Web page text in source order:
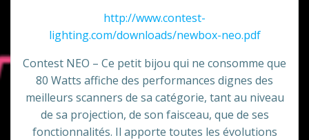
prix
était :
€200,00.
actuel
est :
€180,00.
http://www.contest-
lighting.com/downloads/newbox-neo.pdf
Contest NEO – Ce petit bijou qui ne consomme que
80 Watts affiche des performances dignes des
meilleurs scanners de sa catégorie, tant au niveau
de sa projection, de son faisceau, que de ses
fonctionnalités. Il apporte toutes les évolutions